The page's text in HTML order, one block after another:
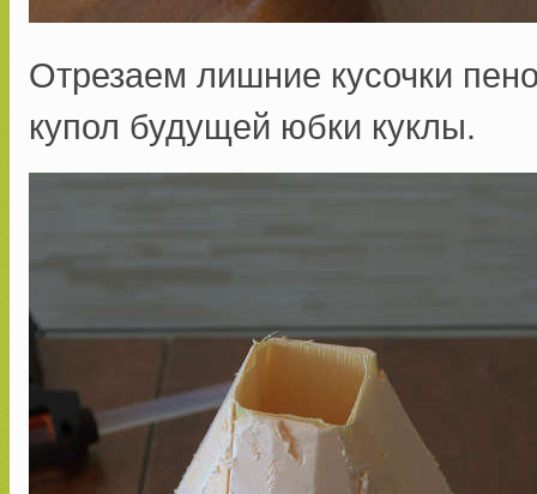
Отрезаем лишние кусочки
купол будущей юбки куклы.